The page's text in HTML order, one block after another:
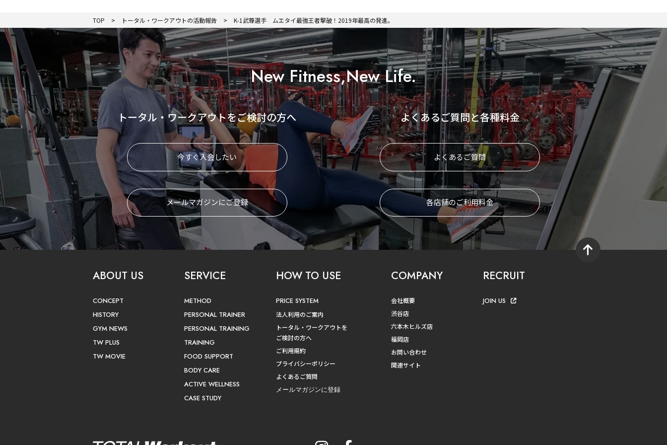
TOP トータル・ワークアウトの活動報告 K-1武尊選手 ムエタイ最強王者撃破！2019年最高の発進。
New Fitness,New Life.
トータル・ワークアウトをご検討の方へ
今すぐ入会したい
メールマガジンにご登録
よくあるご質問と各種料金
よくあるご質問
各店舗のご利用料金
ABOUT US
CONCEPT
HISTORY
GYM NEWS
TW PLUS
TW MOVIE
SERVICE
METHOD
PERSONAL TRAINER
PERSONAL TRAINING
TRAINING
FOOD SUPPORT
BODY CARE
ACTIVE WELLNESS
CASE STUDY
HOW TO USE
PRICE SYSTEM
法人利用のご案内
トータル・ワークアウトを
ご検討の方へ
ご利用規約
プライバシーポリシー
よくあるご質問
メールマガジンに登録
COMPANY
会社概要
渋谷店
六本木ヒルズ店
福岡店
お問い合わせ
関連サイト
RECRUIT
JOIN US